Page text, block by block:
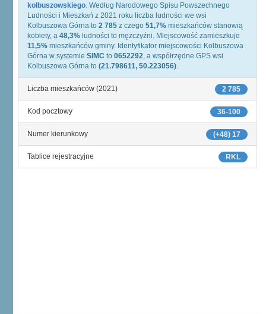
kolbuszowskiego. Według Narodowego Spisu Powszechnego
Ludności i Mieszkań z 2021 roku liczba ludności we wsi
Kolbuszowa Górna to 2 785 z czego 51,7% mieszkańców stanowią
kobiety, a 48,3% ludności to mężczyźni. Miejscowość zamieszkuje
11,5% mieszkańców gminy. Identyfikator miejscowości Kolbuszowa
Górna w systemie SIMC to 0652292, a współrzędne GPS wsi
Kolbuszowa Górna to (21.798611, 50.223056).
2 785
Liczba mieszkańców (2021)
36-100
Kod pocztowy
(+48) 17
Numer kierunkowy
RKL
Tablice rejestracyjne